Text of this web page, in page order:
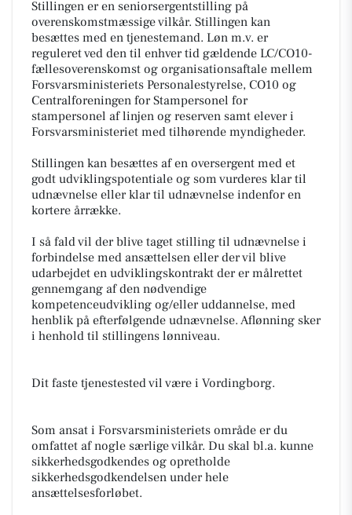
Stillingen er en seniorsergentstilling på
overenskomstmæssige vilkår. Stillingen kan
besættes med en tjenestemand. Løn m.v. er
reguleret ved den til enhver tid gældende LC/CO10-
fællesoverenskomst og organisationsaftale mellem
Forsvarsministeriets Personalestyrelse, CO10 og
Centralforeningen for Stampersonel for
stampersonel af linjen og reserven samt elever i
Forsvarsministeriet med tilhørende myndigheder.
Stillingen kan besættes af en oversergent med et
godt udviklingspotentiale og som vurderes klar til
udnævnelse eller klar til udnævnelse indenfor en
kortere årrække.
I så fald vil der blive taget stilling til udnævnelse i
forbindelse med ansættelsen eller der vil blive
udarbejdet en udviklingskontrakt der er målrettet
gennemgang af den nødvendige
kompetenceudvikling og/eller uddannelse, med
henblik på efterfølgende udnævnelse. Aflønning sker
i henhold til stillingens lønniveau.
Dit faste tjenestested vil være i Vordingborg.
Som ansat i Forsvarsministeriets område er du
omfattet af nogle særlige vilkår. Du skal bl.a. kunne
sikkerhedsgodkendes og opretholde
sikkerhedsgodkendelsen under hele
ansættelsesforløbet.